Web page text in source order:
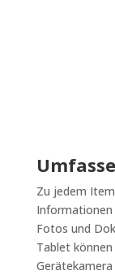
Zu jedem
Fotos und
Tablet